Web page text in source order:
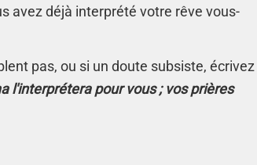
avez déjà interprété votre rêve vous-
pas, ou si un doute subsiste, écrivez
l'interprétera pour vous ; vos prières